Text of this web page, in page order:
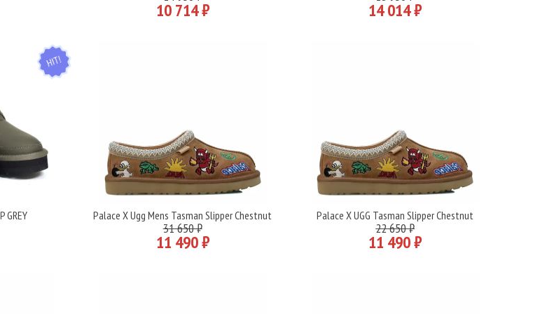
10 714 ₽ 14 014 ₽
HIT
GREY Подробнее
Palace X Ugg Mens Tasman Slipper Chestnut
31 650 ₽
11 490 ₽
Подробнее
Palace X UGG Tasman Slipper Chestnut
22 650 ₽
11 490 ₽